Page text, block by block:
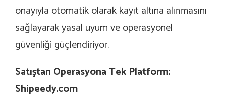
onayıyla otomatik olarak kayıt altına alınmasını
sağlayarak yasal uyum ve operasyonel
güvenliği güçlendiriyor.
Satıştan Operasyona Tek Platform:
Shipeedy.com